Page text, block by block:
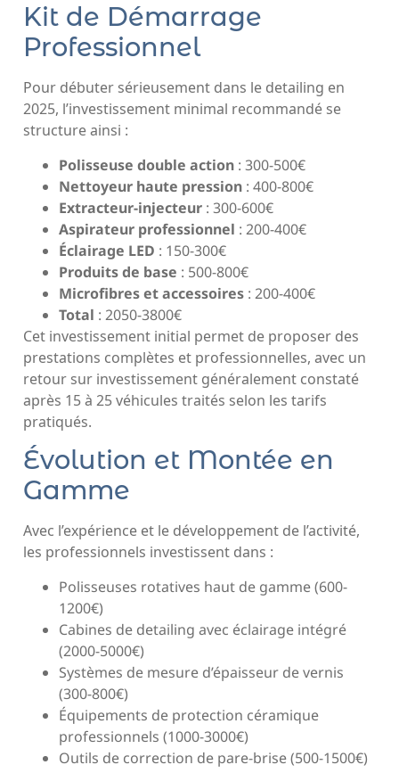
Kit de Démarrage
Professionnel
Pour débuter sérieusement dans le detailing en
2025, l’investissement minimal recommandé se
structure ainsi :
Polisseuse double action : 300-500€
Nettoyeur haute pression : 400-800€
Extracteur-injecteur : 300-600€
Aspirateur professionnel : 200-400€
Éclairage LED : 150-300€
Produits de base : 500-800€
Microfibres et accessoires : 200-400€
Total : 2050-3800€
Cet investissement initial permet de proposer des
prestations complètes et professionnelles, avec un
retour sur investissement généralement constaté
après 15 à 25 véhicules traités selon les tarifs
pratiqués.
Évolution et Montée en
Gamme
Avec l’expérience et le développement de l’activité,
les professionnels investissent dans :
Polisseuses rotatives haut de gamme (600-
1200€)
Cabines de detailing avec éclairage intégré
(2000-5000€)
Systèmes de mesure d’épaisseur de vernis
(300-800€)
Équipements de protection céramique
professionnels (1000-3000€)
Outils de correction de pare-brise (500-1500€)